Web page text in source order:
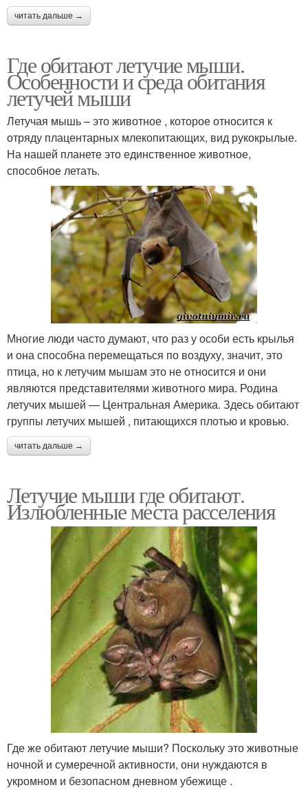
читать дальше →
Где обитают летучие мыши.
Особенности и среда обитания
летучей мыши
Летучая мышь – это животное , которое относится к
отряду плацентарных млекопитающих, вид рукокрылые.
На нашей планете это единственное животное,
способное летать.
Многие люди часто думают, что раз у особи есть крылья
и она способна перемещаться по воздуху, значит, это
птица, но к летучим мышам это не относится и они
являются представителями животного мира. Родина
летучих мышей — Центральная Америка. Здесь обитают
группы летучих мышей , питающихся плотью и кровью.
читать дальше →
Летучие мыши где обитают.
Излюбленные места расселения
Где же обитают летучие мыши? Поскольку это животные
ночной и сумеречной активности, они нуждаются в
укромном и безопасном дневном убежище .